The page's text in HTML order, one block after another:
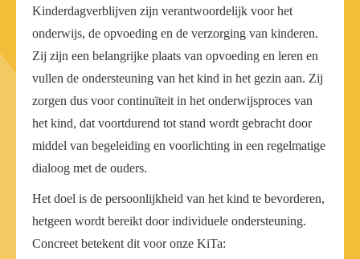
Kinderdagverblijven zijn verantwoordelijk voor het
onderwijs, de opvoeding en de verzorging van kinderen.
Zij zijn een belangrijke plaats van opvoeding en leren en
vullen de ondersteuning van het kind in het gezin aan. Zij
zorgen dus voor continuïteit in het onderwijsproces van
het kind, dat voortdurend tot stand wordt gebracht door
middel van begeleiding en voorlichting in een regelmatige
dialoog met de ouders.
Het doel is de persoonlijkheid van het kind te bevorderen,
hetgeen wordt bereikt door individuele ondersteuning.
Concreet betekent dit voor onze KiTa: